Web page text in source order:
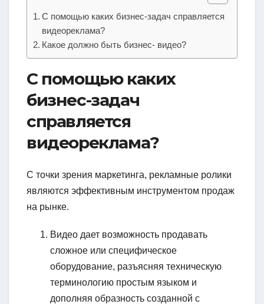
С помощью каких бизнес-задач справляется
видеореклама?
Какое должно быть бизнес- видео?
С помощью каких
бизнес-задач
справляется
видеореклама?
С точки зрения маркетинга, рекламные ролики
являются эффективным инструментом продаж
на рынке.
Видео дает возможность продавать
сложное или специфическое
оборудование, разъясняя техническую
терминологию простым языком и
дополняя образность созданной с